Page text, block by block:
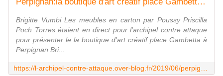
Brigitte Vumbi Les meubles en carton par Poussy Priscilla
Poch Torres étaient en direct pour l'archipel contre attaque
pour présenter le la boutique d'art créatif place Gambetta à
Perpignan Bri...